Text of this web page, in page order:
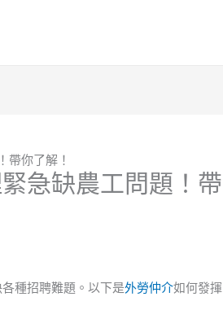
帶你了解！
急缺農工問題！帶
種招聘難題。以下是外勞仲介如何發揮